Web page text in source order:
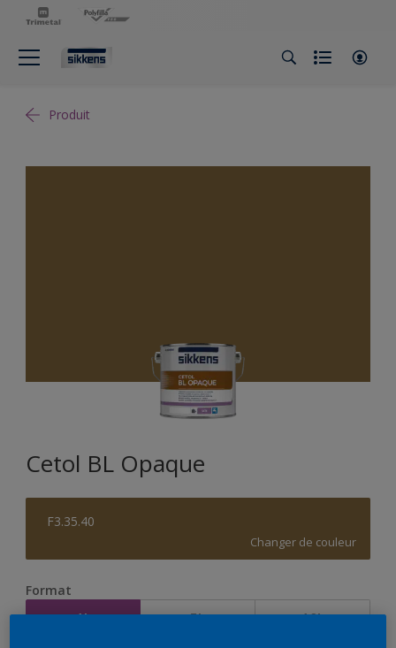
Produit
Cetol BL Opaque
F3.35.40
Changer de couleur
Format
1L 5L 10L